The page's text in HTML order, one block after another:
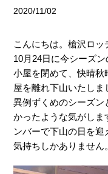
2020/11/02
こんにちは。槍沢ロッ
10月24日に今シーズ
小屋を閉めて、快晴秋
屋を離れ下山いたしま
異例ずくめのシーズン
かったような気がしま
ンバーで下山の日を
気持ちしかありません。